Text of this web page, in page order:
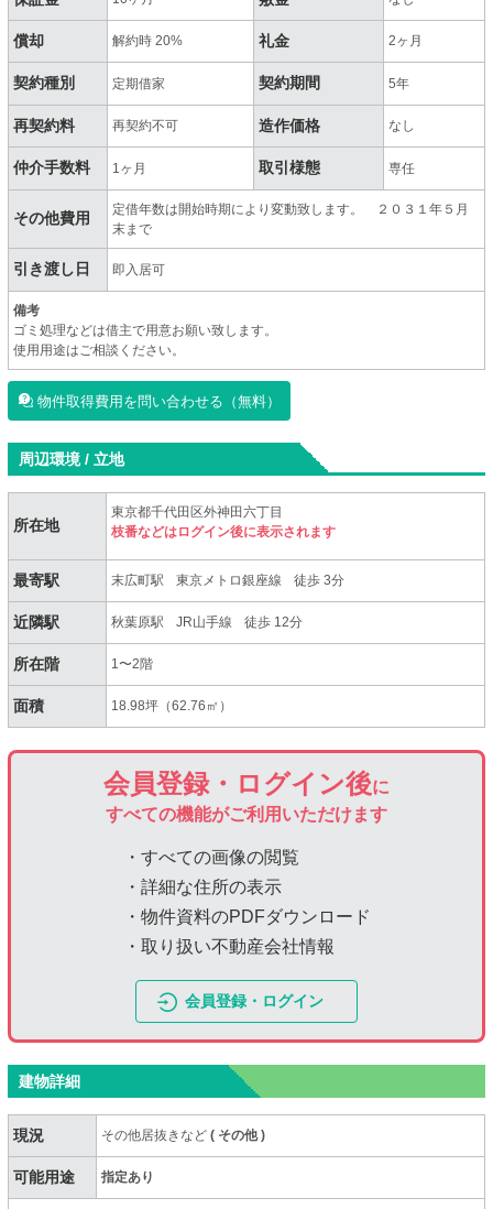
償却 解約時 20% 礼金 2ヶ月
契約種別 定期借家 契約期間 5年
再契約料 再契約不可 造作価格 なし
仲介手数料 1ヶ月 取引様態 専任
その他費用
定借年数は開始時期により変動致します。 ２０３１年５月
末まで
引き渡し日 即入居可
備考
ゴミ処理などは借主で用意お願い致します。
使用用途はご相談ください。
物件取得費用を問い合わせる（無料）
周辺環境 / 立地
所在地
東京都千代田区外神田六丁目
枝番などはログイン後に表示されます
最寄駅 末広町駅 東京メトロ銀座線 徒歩 3分
近隣駅 秋葉原駅 JR山手線 徒歩 12分
所在階 1〜2階
面積 18.98坪（62.76㎡）
会員登録・ログイン後に
すべての機能がご利用いただけます
・すべての画像の閲覧
・詳細な住所の表示
・物件資料のPDFダウンロード
・取り扱い不動産会社情報
会員登録・ログイン
建物詳細
現況 その他居抜きなど( その他)
可能用途 指定あり